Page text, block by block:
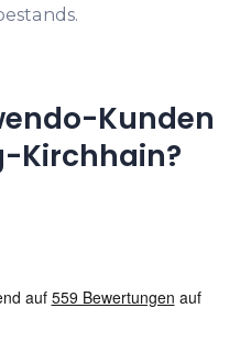
Kunden
Kirchhain?